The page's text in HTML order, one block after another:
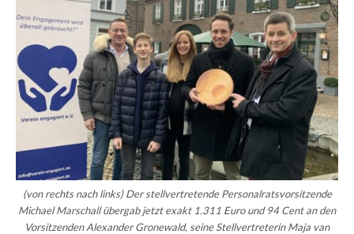
(von rechts nach links) Der stellvertretende Personalratsvorsitzende
Michael Marschall übergab jetzt exakt 1.311 Euro und 94 Cent an den
Vorsitzenden Alexander Gronewald, seine Stellvertreterin Maja van